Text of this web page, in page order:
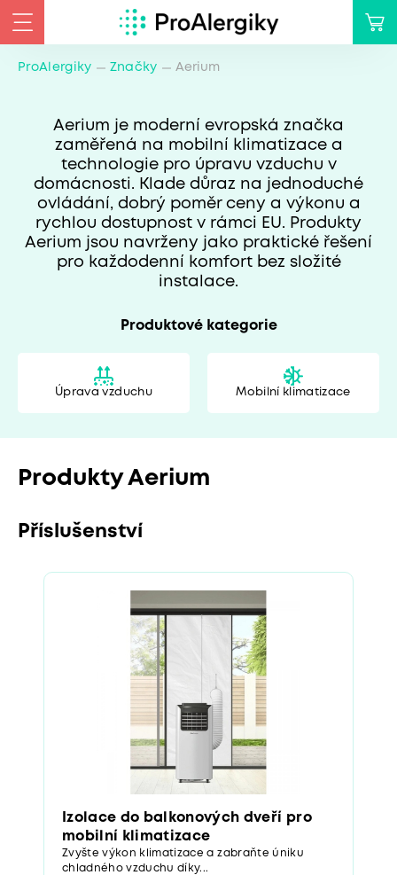
ProAlergiky Značky Aerium
Aerium je moderní evropská značka
zaměřená na mobilní klimatizace a
technologie pro úpravu vzduchu v
domácnosti. Klade důraz na jednoduché
ovládání, dobrý poměr ceny a výkonu a
rychlou dostupnost v rámci EU. Produkty
Aerium jsou navrženy jako praktické řešení
pro každodenní komfort bez složité
instalace.
Produktové kategorie
Úprava vzduchu Mobilní klimatizace
Produkty Aerium
Příslušenství
Izolace do balkonových dveří pro
mobilní klimatizace
Zvyšte výkon klimatizace a zabraňte úniku
chladného vzduchu díky...